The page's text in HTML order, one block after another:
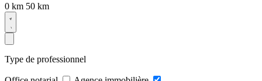
0 km 50 km
Type de professionnel